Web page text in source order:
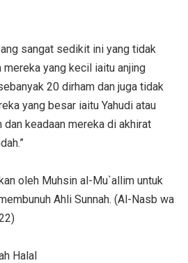
sangat sedikit ini yang tidak
yang kecil iaitu anjing
20 dirham dan juga tidak
yang besar iaitu Yahudi atau
keadaan mereka di akhirat
oleh Muhsin al-Mu`allim untuk
Ahli Sunnah. (Al-Nasb wa
Halal